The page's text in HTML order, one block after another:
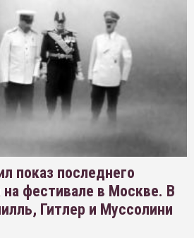
показ последнего
фестивале в Москве. В
Гитлер и Муссолини